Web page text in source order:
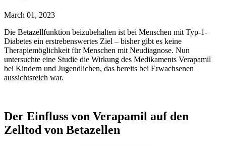
March 01, 2023
Die Betazellfunktion beizubehalten ist bei Menschen mit Typ-1-
Diabetes ein erstrebenswertes Ziel – bisher gibt es keine
Therapiemöglichkeit für Menschen mit Neudiagnose. Nun
untersuchte eine Studie die Wirkung des Medikaments Verapamil
bei Kindern und Jugendlichen, das bereits bei Erwachsenen
aussichtsreich war.
Der Einfluss von Verapamil auf den
Zelltod von Betazellen